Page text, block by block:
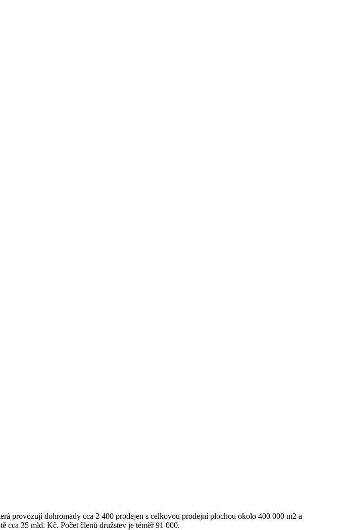
provozují dohromady cca 2 400 prodejen s celkovou prodejní plochou okolo 400 000 m2 a
cca 35 mld. Kč. Počet členů družstev je téměř 91 000.